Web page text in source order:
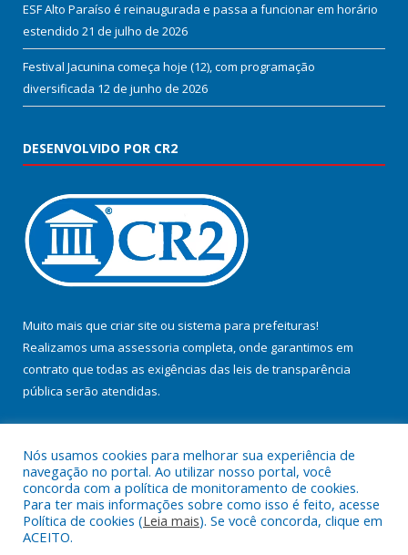
ESF Alto Paraíso é reinaugurada e passa a funcionar em horário
estendido 21 de julho de 2026
Festival Jacunina começa hoje (12), com programação
diversificada 12 de junho de 2026
DESENVOLVIDO POR CR2
Muito mais que criar site ou sistema para prefeituras!
Realizamos uma assessoria completa, onde garantimos em
contrato que todas as exigências das leis de transparência
pública serão atendidas.
Todos os direitos reservados a Prefeitura Municipal de Jacundá.
Nós usamos cookies para melhorar sua experiência de
navegação no portal. Ao utilizar nosso portal, você
concorda com a política de monitoramento de cookies.
Para ter mais informações sobre como isso é feito, acesse
Política de cookies (Leia mais). Se você concorda, clique em
ACEITO.